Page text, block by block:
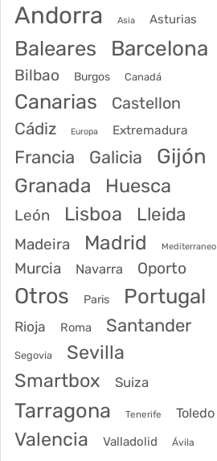
Andorra Asia Asturias
Baleares Barcelona
Bilbao Burgos Canadá
Canarias
Castellon
Cádiz
Europa Extremadura
Francia Galicia Gijón
Granada Huesca
León Lisboa Lleida
Madeira Madrid Mediterraneo
Murcia Navarra Oporto
Otros Paris Portugal
Rioja Roma Santander
Segovia
Sevilla
Smartbox
Suiza
Tarragona Tenerife Toledo
Valencia Valladolid Ávila